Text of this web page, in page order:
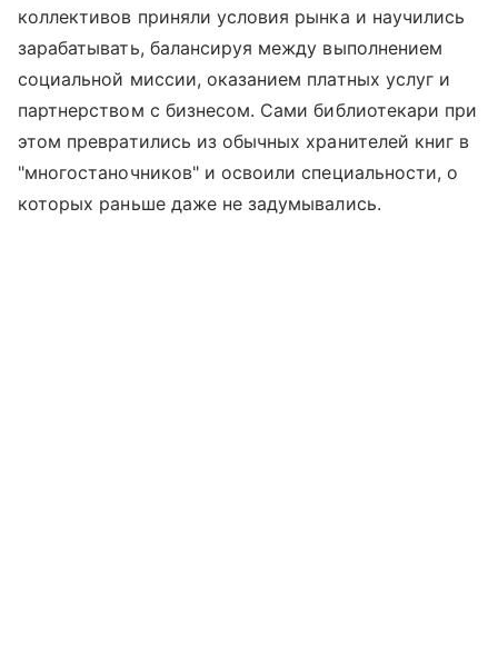
коллективов приняли условия рынка и научились
зарабатывать, балансируя между выполнением
социальной миссии, оказанием платных услуг и
партнерством с бизнесом. Сами библиотекари при
этом превратились из обычных хранителей книг в
"многостаночников" и освоили специальности, о
которых раньше даже не задумывались.